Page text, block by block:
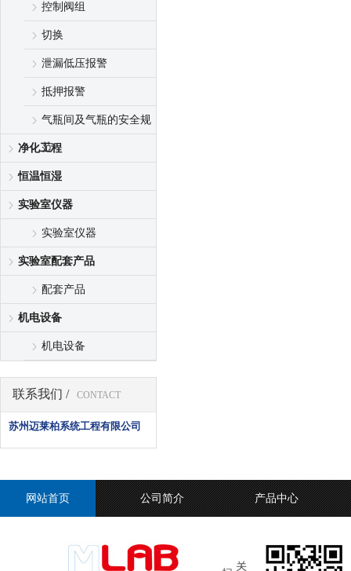
控制阀组
切换
泄漏低压报警
抵押报警
气瓶间及气瓶的安全规
范
净化工程
恒温恒湿
实验室仪器
实验室仪器
实验室配套产品
配套产品
机电设备
机电设备
联系我们 / CONTACT
苏州迈莱柏系统工程有限公司
网站首页 公司简介 产品中心